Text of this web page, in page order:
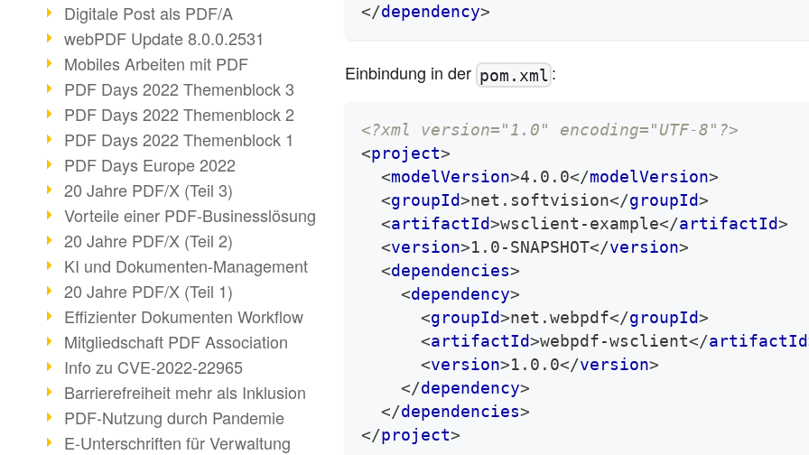
Digitale Post als PDF/A
webPDF Update 8.0.0.2531
Mobiles Arbeiten mit PDF
PDF Days 2022 Themenblock 3
PDF Days 2022 Themenblock 2
PDF Days 2022 Themenblock 1
PDF Days Europe 2022
20 Jahre PDF/X (Teil 3)
Vorteile einer PDF-Businesslösung
20 Jahre PDF/X (Teil 2)
KI und Dokumenten-Management
20 Jahre PDF/X (Teil 1)
Effizienter Dokumenten Workflow
Mitgliedschaft PDF Association
Info zu CVE-2022-22965
Barrierefreiheit mehr als Inklusion
PDF-Nutzung durch Pandemie
E-Unterschriften für Verwaltung
</dependency>
Einbindung in der pom.xml :
<?xml version="1.0" encoding="UTF-8"?>
<project>
<modelVersion>4.0.0</modelVersion>
<groupId>net.softvision</groupId>
<artifactId>wsclient-example</artifactId>
<version>1.0-SNAPSHOT</version>
<dependencies>
<dependency>
<groupId>net.webpdf</groupId>
<artifactId>webpdf-wsclient</artifactId
<version>1.0.0</version>
</dependency>
</dependencies>
</project>